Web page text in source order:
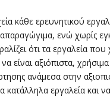
κάθε ερευνητικού
ενώ χωρίς
ότι τα εργαλεία
αξιόπιστα, χρήσιμα
ανάμεσα στην
κατάλληλα εργαλεία και